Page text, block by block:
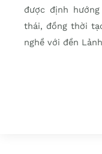
được định
thái, đồng thời
nghề với đền